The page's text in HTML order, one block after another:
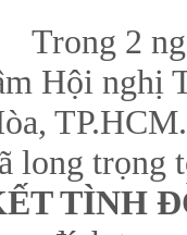
Trong 2
Hội nghị
long trọng
TÌNH